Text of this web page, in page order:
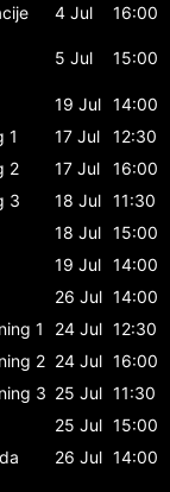
4 Jul
16:00
5 Jul 15:00
19 Jul 14:00
1 17 Jul
12:30
2 17 Jul
16:00
3 18 Jul 11:30
18 Jul 15:00
19 Jul 14:00
26 Jul 14:00
1 24 Jul 12:30
2 24 Jul 16:00
3 25 Jul 11:30
25 Jul 15:00
26 Jul 14:00